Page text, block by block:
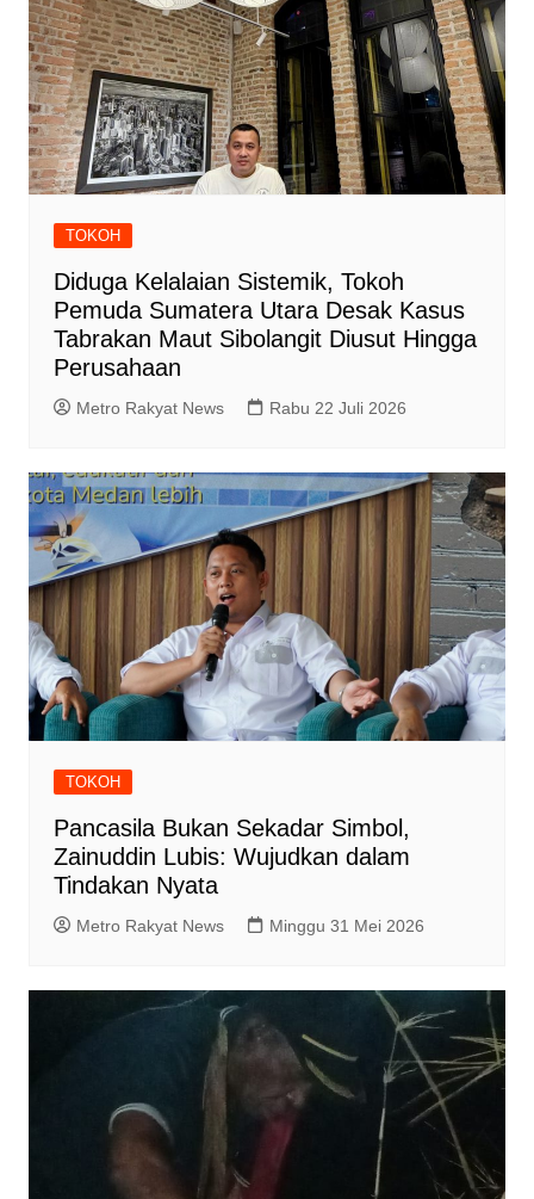
TOKOH
Diduga Kelalaian Sistemik, Tokoh
Pemuda Sumatera Utara Desak Kasus
Tabrakan Maut Sibolangit Diusut Hingga
Perusahaan
Metro Rakyat News Rabu 22 Juli 2026
TOKOH
Pancasila Bukan Sekadar Simbol,
Zainuddin Lubis: Wujudkan dalam
Tindakan Nyata
Metro Rakyat News Minggu 31 Mei 2026